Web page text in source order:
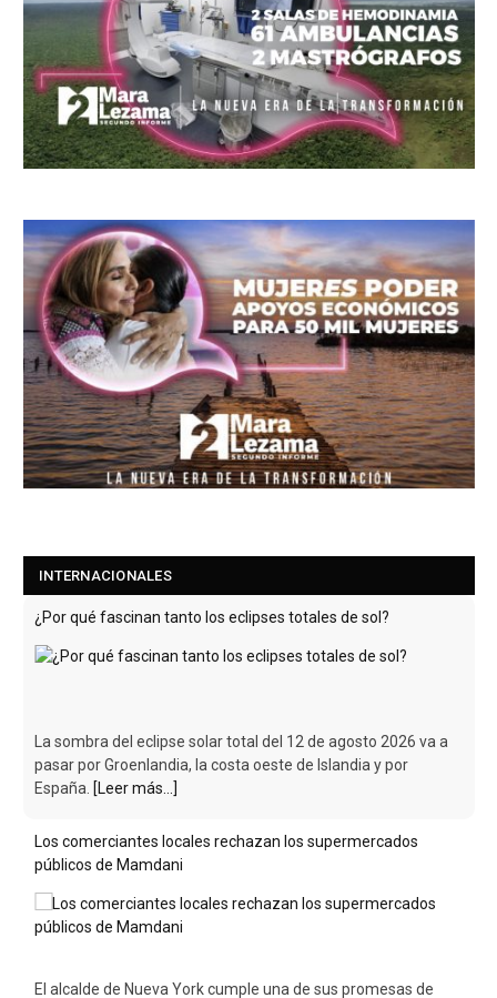
INTERNACIONALES
¿Por qué fascinan tanto los eclipses totales de sol?
Los comerciantes locales rechazan los supermercados
El alcalde de Nueva York cumple una de sus promesas de